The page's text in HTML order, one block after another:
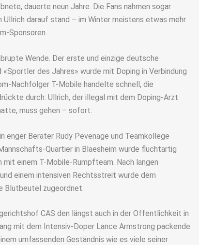
dauerte neun Jahre. Die Fans nahmen sogar
Ullrich darauf stand – im Winter meistens etwas mehr.
Sponsoren.
Wende. Der erste und einzige deutsche
des Jahres» wurde mit Doping in Verbindung
Nachfolger T-Mobile handelte schnell, die
durch: Ullrich, der illegal mit dem Doping-Arzt
muss gehen – sofort.
enger Berater Rudy Pevenage und Teamkollege
Quartier in Blaesheim wurde fluchtartig
mit einem T-Mobile-Rumpfteam. Nach langen
einem intensiven Rechtsstreit wurde dem
Blutbeutel zugeordnet.
CAS den längst auch in der Öffentlichkeit in
mit dem Intensiv-Doper Lance Armstrong packende
umfassenden Geständnis wie es viele seiner